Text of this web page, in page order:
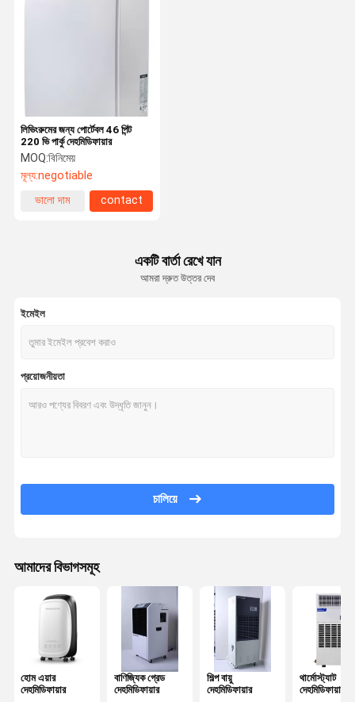
লিভিংরুমের জন্য পোর্টেবল 46 পিন্ট
220 ভি পার্কু দেহমিডিফায়ার
MOQ:বিনিমেয়
মূল্য:negotiable
ভালো দাম
contact
একটি বার্তা রেখে যান
আমরা দ্রুত উত্তর দেব
ইমেইল
প্রয়োজনীয়তা
চালিয়ে
আমাদের বিভাগসমূহ
হোম এয়ার
দেহমিডিফায়ার
বাণিজ্যিক গ্রেড
দেহমিডিফায়ার
শিল্প বায়ু
দেহমিডিফায়ার
থার্মোস্ট্যাট
দেহমিডিফায়ার